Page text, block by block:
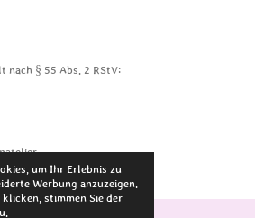
um Ihr Erlebnis zu
Werbung anzuzeigen.
klicken, stimmen Sie der
§ 55 Abs. 2 RStV: